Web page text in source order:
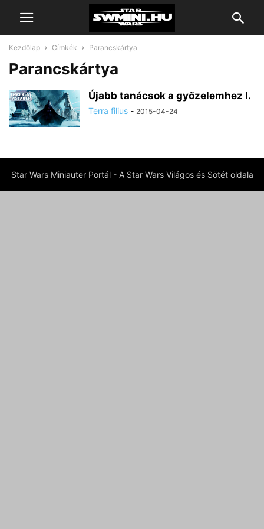
Kezdőlap Címkék Parancskártya
Parancskártya
Újabb tanácsok a győzelemhez I.
Terra filius - 2015-04-24
Star Wars Miniauter Portál - A Star Wars Világos és Sötét oldala